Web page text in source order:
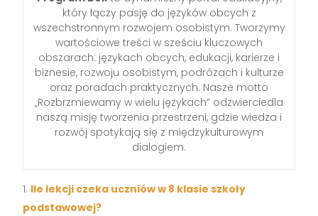
który łączy pasję do języków obcych z
wszechstronnym rozwojem osobistym. Tworzymy
wartościowe treści w sześciu kluczowych
obszarach: językach obcych, edukacji, karierze i
biznesie, rozwoju osobistym, podróżach i kulturze
oraz poradach praktycznych. Nasze motto
„Rozbrzmiewamy w wielu językach” odzwierciedla
naszą misję tworzenia przestrzeni, gdzie wiedza i
rozwój spotykają się z międzykulturowym
dialogiem.
Ile lekcji czeka uczniów w 8 klasie szkoły
podstawowej?